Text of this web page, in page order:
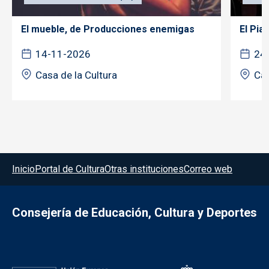
El mueble, de Producciones enemigas
14-11-2026
Casa de la Cultura
El
Menú del pie
InicioPortal de CulturaOtras institucionesCorreo web
Consejería de Educación, Cultura y Deportes